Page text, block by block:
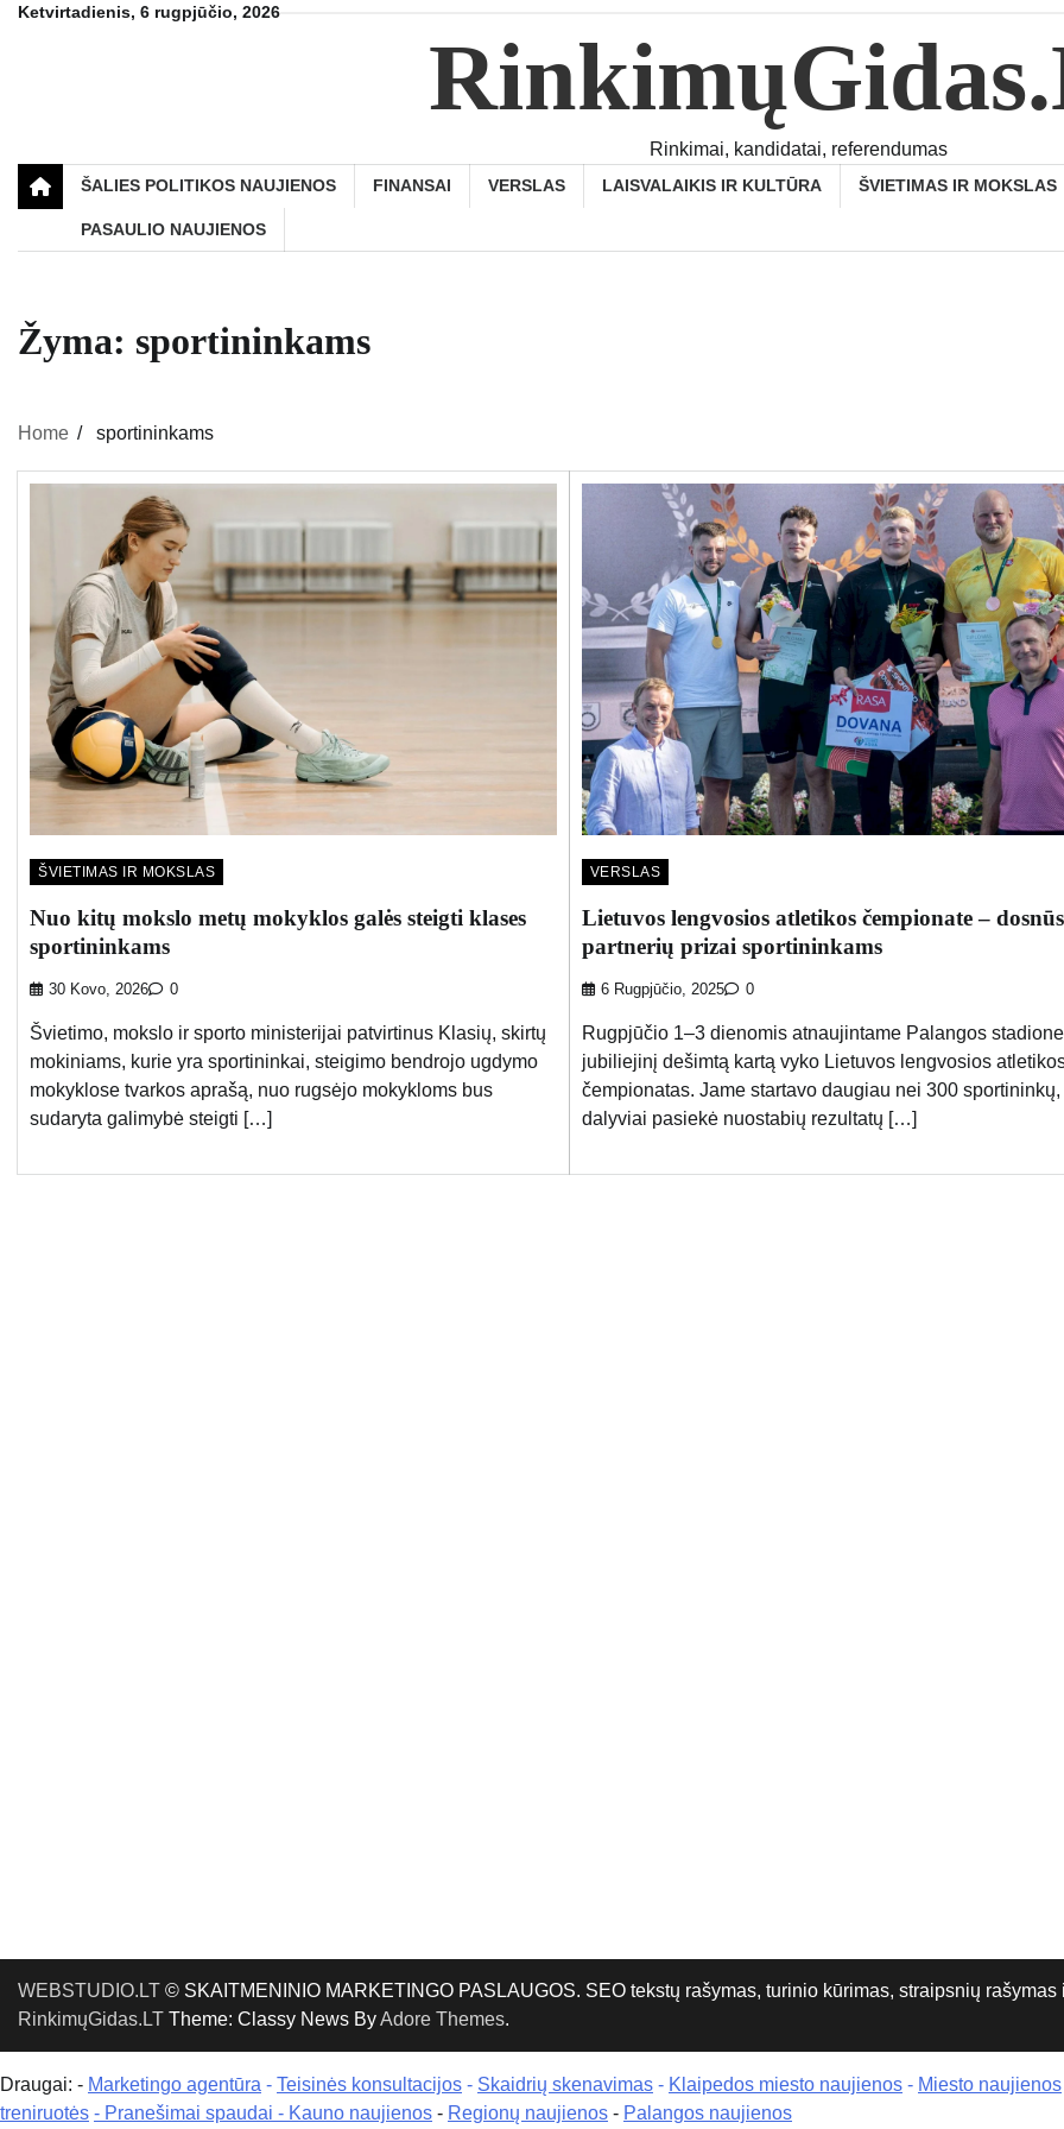
SkipKetvirtadienis, 6 rugpjūčio, 2026
Rinkimai, kandidatai, referendumas
ŠALIES POLITIKOS NAUJIENOS FINANSAI VERSLAS LAISVALAIKIS IR KULTŪRA ŠVIETIMAS IR MOKSLAS
PASAULIO NAUJIENOS
Žyma: sportininkams
Home sportininkams
ŠVIETIMAS IR MOKSLAS
Nuo kitų mokslo metų mokyklos galės steigti klases
sportininkams
30 Kovo, 2026 0
Švietimo, mokslo ir sporto ministerijai patvirtinus Klasių, skirtų
mokiniams, kurie yra sportininkai, steigimo bendrojo ugdymo
mokyklose tvarkos aprašą, nuo rugsėjo mokykloms bus
sudaryta galimybė steigti […]
VERSLAS
Lietuvos lengvosios atletikos čempionate – dosnūs
partnerių prizai sportininkams
6 Rugpjūčio, 2025 0
Rugpjūčio 1–3 dienomis atnaujintame Palangos stadione
jubiliejinį dešimtą kartą vyko Lietuvos lengvosios
čempionatas. Jame startavo daugiau nei 300 sportininkų,
dalyviai pasiekė nuostabių rezultatų […]
WEBSTUDIO.LT © SKAITMENINIO MARKETINGO PASLAUGOS. SEO tekstų rašymas, turinio kūrimas, straipsnių
RinkimųGidas.LT Theme: Classy News ByAdore Themes.
Draugai: - Marketingo agentūra - Teisinės konsultacijos - Skaidrių skenavimas - Klaipedos miesto naujienos - Miesto naujienos
treniruotės - Pranešimai spaudai - Kauno naujienos - Regionų naujienos - Palangos naujienos